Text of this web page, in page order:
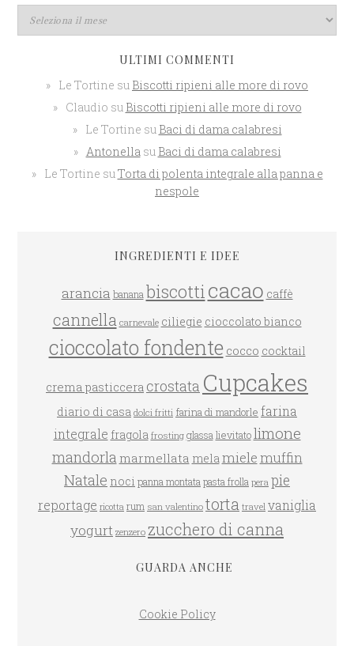
ULTIMI COMMENTI
Le Tortine su Biscotti ripieni alle more di rovo
Claudio su Biscotti ripieni alle more di rovo
Le Tortine su Baci di dama calabresi
Antonellasu Baci di dama calabresi
Le Tortine suTorta di polenta integrale alla panna e
nespole
INGREDIENTI E IDEE
arancia banana biscotticacao caffè
cannella carnevale ciliegie cioccolato bianco
cioccolato fondente cocco cocktail
crema pasticcera crostata Cupcakes
diario di casa dolci fritti farina di mandorle farina
integrale fragola frosting glassa lievitato limone
mandorla marmellata melamielemuffin
Natale noci panna montata pasta frolla pera pie
reportage ricotta rum san valentino torta travel vaniglia
yogurt zenzero zucchero di canna
GUARDA ANCHE
Cookie Policy